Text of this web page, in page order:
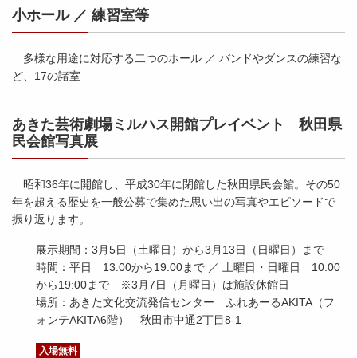
小ホール ／ 練習室等
多様な用途に対応する二つのホール ／ バンドやダンスの練習な
ど、17の諸室
あきた芸術劇場ミルハス開館プレイベント 秋田県
民会館写真展
昭和36年に開館し、平成30年に閉館した秋田県民会館。その50
年を超える歴史を一般公募で集めた思い出の写真やエピソードで
振り返ります。
展示期間：3月5日（土曜日）から3月13日（日曜日）まで
時間：平日 13:00から19:00まで ／ 土曜日・日曜日 10:00
から19:00まで ※3月7日（月曜日）は施設休館日
場所：あきた文化交流発信センター ふれあーるAKITA（フ
ォンテAKITA6階） 秋田市中通2丁目8-1
入場無料